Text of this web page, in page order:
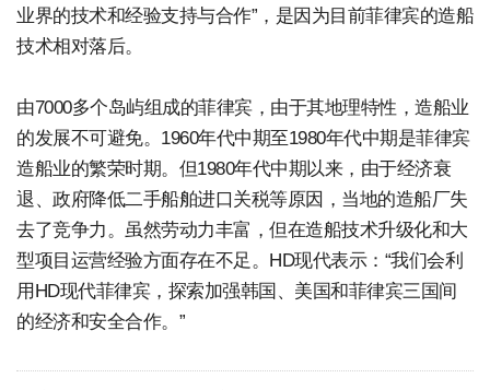
业界的技术和经验支持与合作”，是因为目前菲律宾的造船
技术相对落后。
由7000多个岛屿组成的菲律宾，由于其地理特性，造船业
的发展不可避免。1960年代中期至1980年代中期是菲律宾
造船业的繁荣时期。但1980年代中期以来，由于经济衰
退、政府降低二手船舶进口关税等原因，当地的造船厂失
去了竞争力。虽然劳动力丰富，但在造船技术升级化和大
型项目运营经验方面存在不足。HD现代表示：“我们会利
用HD现代菲律宾，探索加强韩国、美国和菲律宾三国间
的经济和安全合作。”